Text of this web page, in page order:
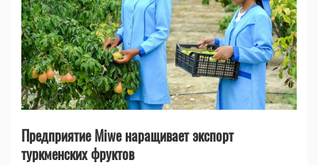
Предприятие Miwe наращивает экспорт
туркменских фруктов